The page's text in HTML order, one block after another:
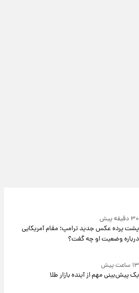
۳۰ دقیقه پیش
پشت پرده عکس جدید ترامپ؛ مقام آمریکایی
درباره وضعیت او چه گفت؟
۱۳ ساعت پیش
یک پیش‌بینی مهم از آینده بازار طلا